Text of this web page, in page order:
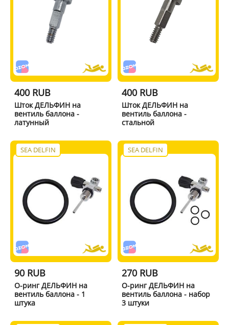
400 RUB
Шток ДЕЛЬФИН на
вентиль баллона -
латунный
400 RUB
Шток ДЕЛЬФИН на
вентиль баллона -
стальной
SEA DELFIN
90 RUB
О-ринг ДЕЛЬФИН на
вентиль баллона - 1
штука
SEA DELFIN
270 RUB
О-ринг ДЕЛЬФИН на
вентиль баллона - набор
3 штуки